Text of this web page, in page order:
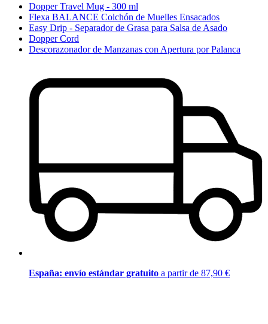
Dopper Travel Mug - 300 ml
Flexa BALANCE Colchón de Muelles Ensacados
Easy Drip - Separador de Grasa para Salsa de Asado
Dopper Cord
Descorazonador de Manzanas con Apertura por Palanca
España: envío estándar gratuito a partir de 87,90 €